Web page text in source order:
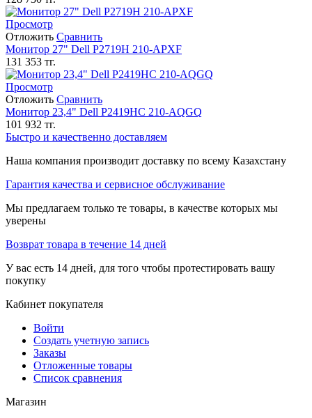
Просмотр
Отложить Сравнить
Монитор 27" Dell P2719H 210-APXF
131 353 тг.
Просмотр
Отложить Сравнить
Монитор 23,4" Dell P2419HC 210-AQGQ
101 932 тг.
Быстро и качественно доставляем
Наша компания производит доставку по всему Казахстану
Гарантия качества и сервисное обслуживание
Мы предлагаем только те товары, в качестве которых мы
уверены
Возврат товара в течение 14 дней
У вас есть 14 дней, для того чтобы протестировать вашу
покупку
Кабинет покупателя
Войти
Создать учетную запись
Заказы
Отложенные товары
Список сравнения
Магазин